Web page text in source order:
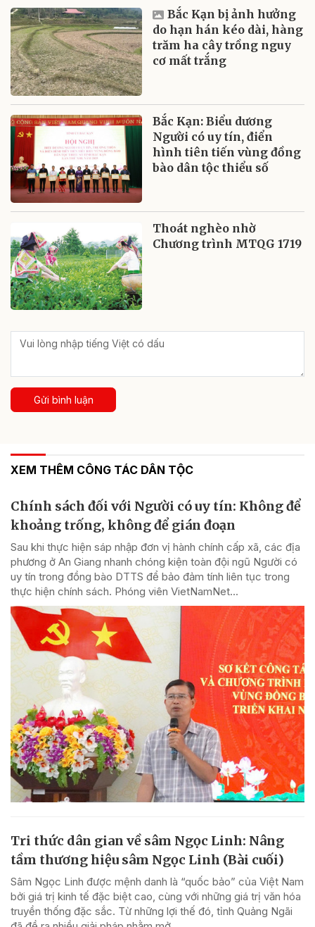
Bắc Kạn bị ảnh hưởng
do hạn hán kéo dài, hàng
trăm ha cây trồng nguy
cơ mất trắng
Bắc Kạn: Biểu dương
Người có uy tín, điển
hình tiên tiến vùng đồng
bào dân tộc thiểu số
Thoát nghèo nhờ
Chương trình MTQG 1719
Gửi bình luận
XEM THÊM CÔNG TÁC DÂN TỘC
Chính sách đối với Người có uy tín: Không để
khoảng trống, không để gián đoạn
Sau khi thực hiện sáp nhập đơn vị hành chính cấp xã, các địa
phương ở An Giang nhanh chóng kiện toàn đội ngũ Người có
uy tín trong đồng bào DTTS để bảo đảm tính liên tục trong
thực hiện chính sách. Phóng viên VietNamNet...
Tri thức dân gian về sâm Ngọc Linh: Nâng
tầm thương hiệu sâm Ngọc Linh (Bài cuối)
Sâm Ngọc Linh được mệnh danh là “quốc bảo” của Việt Nam
bởi giá trị kinh tế đặc biệt cao, cùng với những giá trị văn hóa
truyền thống đặc sắc. Từ những lợi thế đó, tỉnh Quảng Ngãi